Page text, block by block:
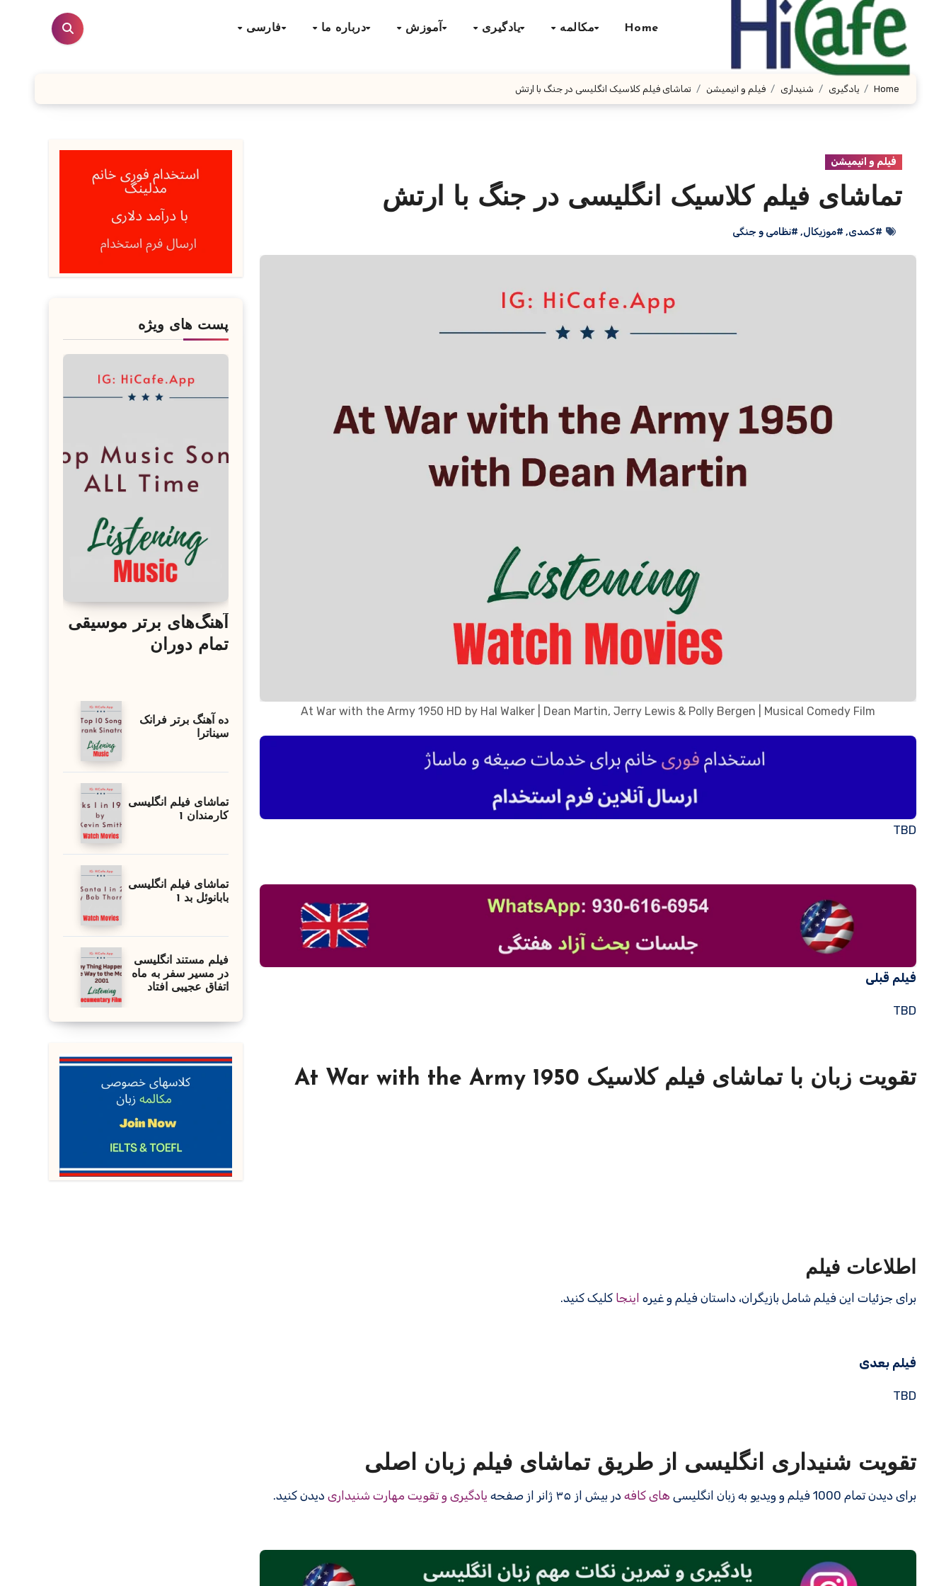
Home مکالمه یادگیری آموزش درباره ما فارسی
Home یادگیری شنیداری فیلم و انیمیشن تماشای فیلم کلاسیک انگلیسی در جنگ با ارتش
فیلم و انیمیشن
تماشای فیلم کلاسیک انگلیسی در جنگ با ارتش
#کمدی, #موزیکال, #نظامی و جنگی
At War with the Army 1950 HD by Hal Walker | Dean Martin, Jerry Lewis & Polly Bergen | Musical Comedy Film
TBD
فیلم قبلی
TBD
تقویت زبان با تماشای فیلم کلاسیک At War with the Army 1950
اطلاعات فیلم
برای جزئیات این فیلم شامل بازیگران، داستان فیلم و غیره اینجا کلیک کنید.
فیلم بعدی
TBD
تقویت شنیداری انگلیسی از طریق تماشای فیلم زبان اصلی
برای دیدن تمام 1000 فیلم و ویدیو به زبان انگلیسی های کافه در بیش از ۳۵ ژانر از صفحه یادگیری و تقویت مهارت شنیداری دیدن کنید.
پست های ویژه
آهنگ‌های برتر موسیقی
تمام دوران
ده آهنگ برتر فرانک
سیناترا
تماشای فیلم انگلیسی
کارمندان 1
تماشای فیلم انگلیسی
بابانوئل بد 1
فیلم مستند انگلیسی
در مسیر سفر به ماه
اتفاق عجیبی افتاد